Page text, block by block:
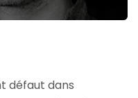
défaut dans